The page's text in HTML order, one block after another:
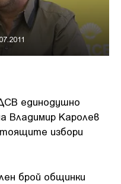
единодушно
Владимир Каролев
избори
брой общинки